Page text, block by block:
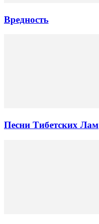
Вредность
Песни Тибетских Лам